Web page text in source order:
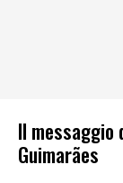
Il messaggio
Guimarães